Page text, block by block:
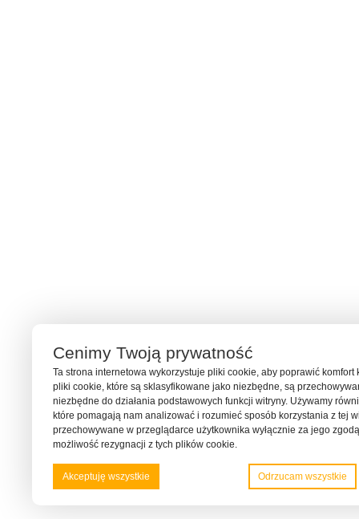
Cenimy Twoją prywatność
Ta strona internetowa wykorzystuje pliki cookie, aby poprawić
pliki cookie, które są sklasyfikowane jako niezbędne, są
niezbędne do działania podstawowych funkcji witryny. Używamy
które pomagają nam analizować i rozumieć sposób korzystania z tej
przechowywane w przeglądarce użytkownika wyłącznie za jego
możliwość rezygnacji z tych plików cookie.
Akceptuję wszystkie Odrzucam wszystkie